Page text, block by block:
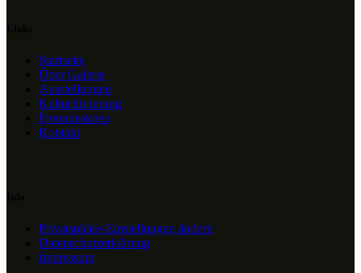
Startseite
Über Galerie
Ausstellungen
Kulturfürderung
Freundeskreis
Kontakt
Privatsphäre-Einstellungen ändern
Datenschutzerklärung
Impressum